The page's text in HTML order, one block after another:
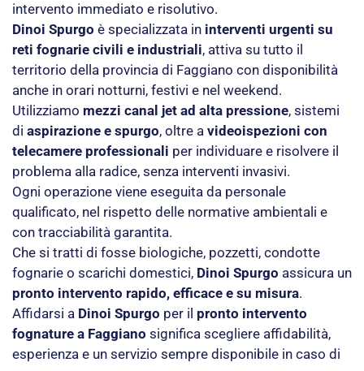
intervento immediato e risolutivo.
Dinoi Spurgo è specializzata in interventi urgenti su
reti fognarie civili e industriali, attiva su tutto il
territorio della provincia di Faggiano con disponibilità
anche in orari notturni, festivi e nel weekend.
Utilizziamo mezzi canal jet ad alta pressione, sistemi
di aspirazione e spurgo, oltre a videoispezioni con
telecamere professionali per individuare e risolvere il
problema alla radice, senza interventi invasivi.
Ogni operazione viene eseguita da personale
qualificato, nel rispetto delle normative ambientali e
con tracciabilità garantita.
Che si tratti di fosse biologiche, pozzetti, condotte
fognarie o scarichi domestici, Dinoi Spurgo assicura un
pronto intervento rapido, efficace e su misura.
Affidarsi a Dinoi Spurgo per il pronto intervento
fognature a Faggiano significa scegliere affidabilità,
esperienza e un servizio sempre disponibile in caso di